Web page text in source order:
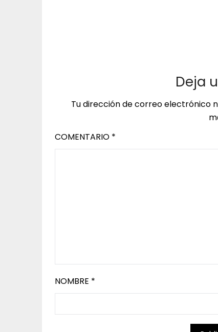
Deja
Tu dirección de correo electrónico
COMENTARIO *
NOMBRE *